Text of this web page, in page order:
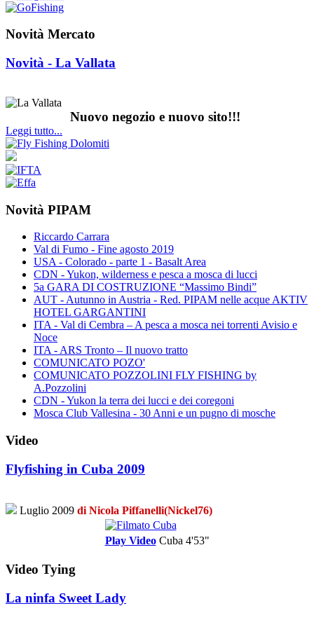
Novità Mercato
Novità - La Vallata
Nuovo negozio e nuovo sito!!!
Leggi tutto...
Novità PIPAM
Riccardo Carrara
Val di Fumo - Fine agosto 2019
USA - Colorado - parte 1 - Basalt Area
CDN - Yukon, wilderness e pesca a mosca di lucci
5a GARA DI COSTRUZIONE “Massimo Bindi”
AUT - Autunno in Austria - Red. PIPAM nelle acque AKTIV
HOTEL GARGANTINI
ITA - Val di Cembra – A pesca a mosca nei torrenti Avisio e
Noce
ITA - ARS Tronto – Il nuovo tratto
COMUNICATO POZO'
COMUNICATO POZZOLINI FLY FISHING by
A.Pozzolini
CDN - Yukon la terra dei lucci e dei coregoni
Mosca Club Vallesina - 30 Anni e un pugno di mosche
Video
Flyfishing in Cuba 2009
Luglio 2009 di Nicola Piffanelli(Nickel76)
Play Video Cuba 4'53"
Video Tying
La ninfa Sweet Lady